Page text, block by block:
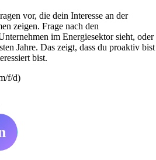
vor, die dein Interesse an der
zeigen. Frage nach den
im Energiesektor sieht, oder
Jahre. Das zeigt, dass du proaktiv bist
bist.
f/d)